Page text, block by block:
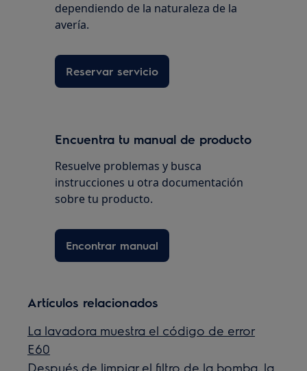
dependiendo de la naturaleza de la
avería.
Reservar servicio
Encuentra tu manual de producto
Resuelve problemas y busca
instrucciones u otra documentación
sobre tu producto.
Encontrar manual
Artículos relacionados
La lavadora muestra el código de error
E60
Después de limpiar el filtro de la bomba, la